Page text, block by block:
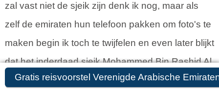
Gratis reisvoorstel aanvragen
zal vast niet de sjeik zijn denk ik nog, maar als
zelf de emiraten hun telefoon pakken om foto's te
maken begin ik toch te twijfelen en even later blijkt
dat het inderdaad sjeik Mohammed Bin Rashid Al
Maktoum van Dubai te zijn. Na de korte
Gratis reisvoorstel Verenigde Arabische